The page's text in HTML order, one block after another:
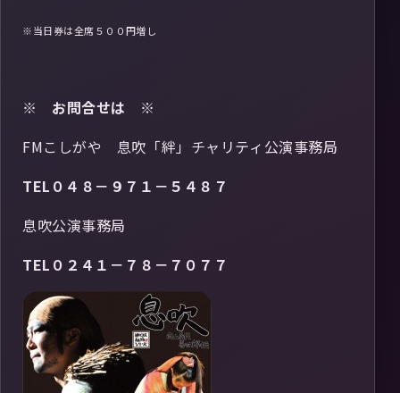
※当日券は全席５００円増し
※ お問合せは ※
FMこしがや 息吹「絆」チャリティ公演事務局
TEL０４８－９７１－５４８７
息吹公演事務局
TEL０２４１－７８－７０７７